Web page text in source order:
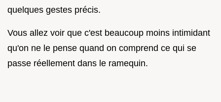
quelques gestes précis.
Vous allez voir que c'est beaucoup moins intimidant
qu'on ne le pense quand on comprend ce qui se
passe réellement dans le ramequin.